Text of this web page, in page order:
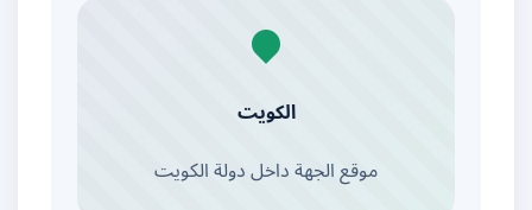
الكويت
موقع الجهة داخل دولة الكويت